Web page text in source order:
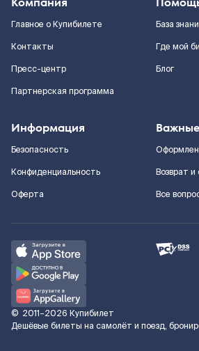
Главное о Купибилете
Контакты
Пресс-центр
Партнерская программа
База
Где мой
Блог
Информация
Безопасность
Конфиденциальность
Оферта
Возврат
Все
© 2011–2026 Купибилет
Дешёвые билеты на самолёт и поезд,